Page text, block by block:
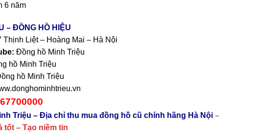
6 năm
– ĐỒNG HỒ HIỆU
Thịnh Liệt – Hoàng Mai – Hà Nội
Đồng hồ Minh Triệu
hồ Minh Triệu
hồ Minh Triệu
Triệu – Địa chỉ thu mua đồng hồ cũ chính hãng Hà Nội –
tốt – Tạo niềm tin